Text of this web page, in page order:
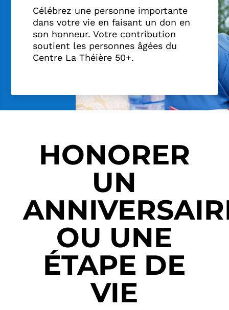
Célébrez une personne importante
dans votre vie en faisant un don en
son honneur. Votre contribution
soutient les personnes âgées du
Centre La Théière 50+.
HONORER
UN
OU UNE
ÉTAPE DE
VIE